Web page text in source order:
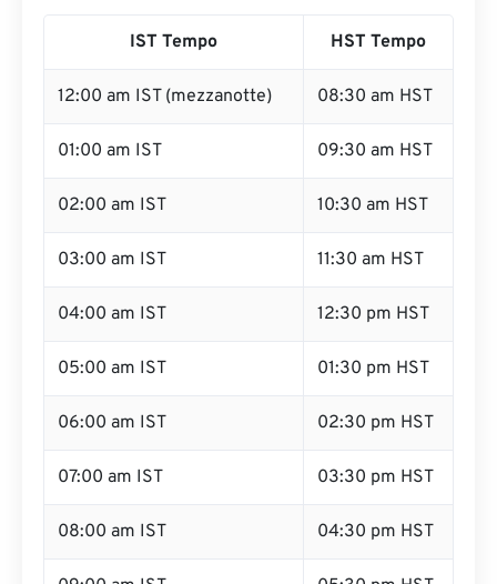
IST Tempo HST Tempo
12:00 am IST (mezzanotte) 08:30 am HST
01:00 am IST 09:30 am HST
02:00 am IST 10:30 am HST
03:00 am IST 11:30 am HST
04:00 am IST 12:30 pm HST
05:00 am IST 01:30 pm HST
06:00 am IST 02:30 pm HST
07:00 am IST 03:30 pm HST
08:00 am IST 04:30 pm HST